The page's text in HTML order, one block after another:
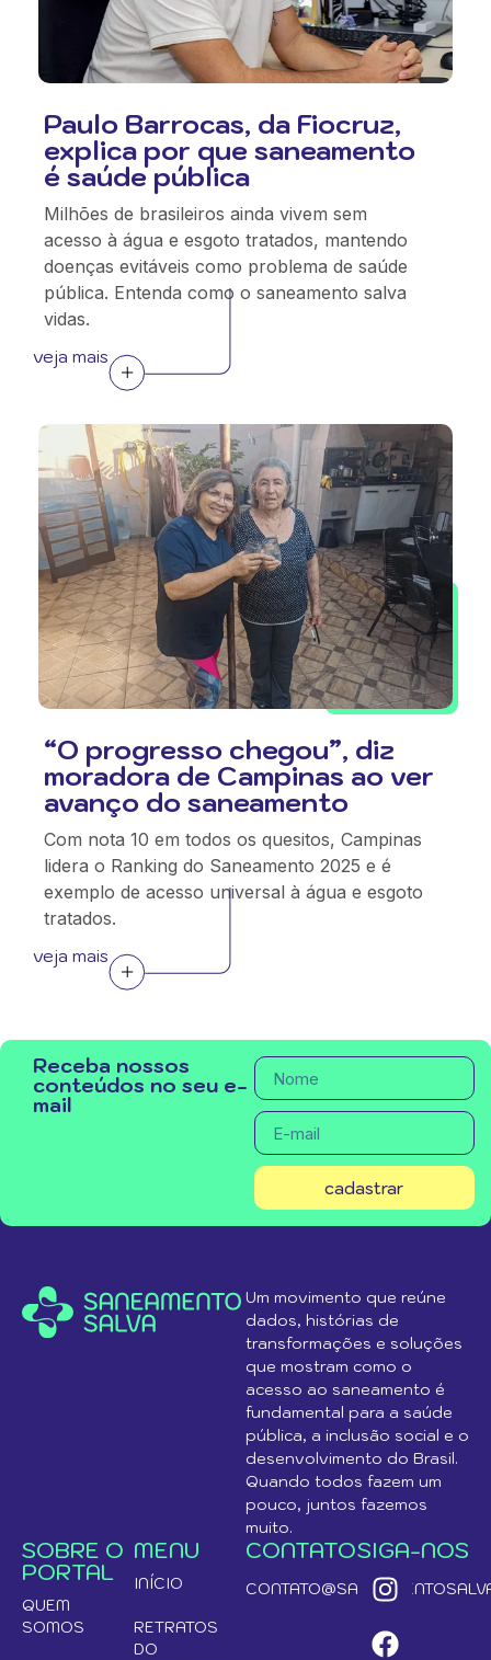
Paulo Barrocas, da Fiocruz,
explica por que saneamento
é saúde pública
Milhões de brasileiros ainda vivem sem
acesso à água e esgoto tratados, mantendo
doenças evitáveis como problema de saúde
pública. Entenda como o saneamento salva
vidas.
veja mais
“O progresso chegou”, diz
moradora de Campinas ao ver
avanço do saneamento
Com nota 10 em todos os quesitos, Campinas
lidera o Ranking do Saneamento 2025 e é
exemplo de acesso universal à água e esgoto
tratados.
veja mais
Receba nossos
conteúdos no seu e-
mail
cadastrar
Um movimento que reúne
dados, histórias de
transformações e soluções
que mostram como o
acesso ao saneamento é
fundamental para a saúde
pública, a inclusão social e o
desenvolvimento do Brasil.
Quando todos fazem um
pouco, juntos fazemos
muito.
SOBRE O
PORTAL
QUEM
SOMOS
MENU
INÍCIO
RETRATOS
DO
CONTATOSIGA-NOS